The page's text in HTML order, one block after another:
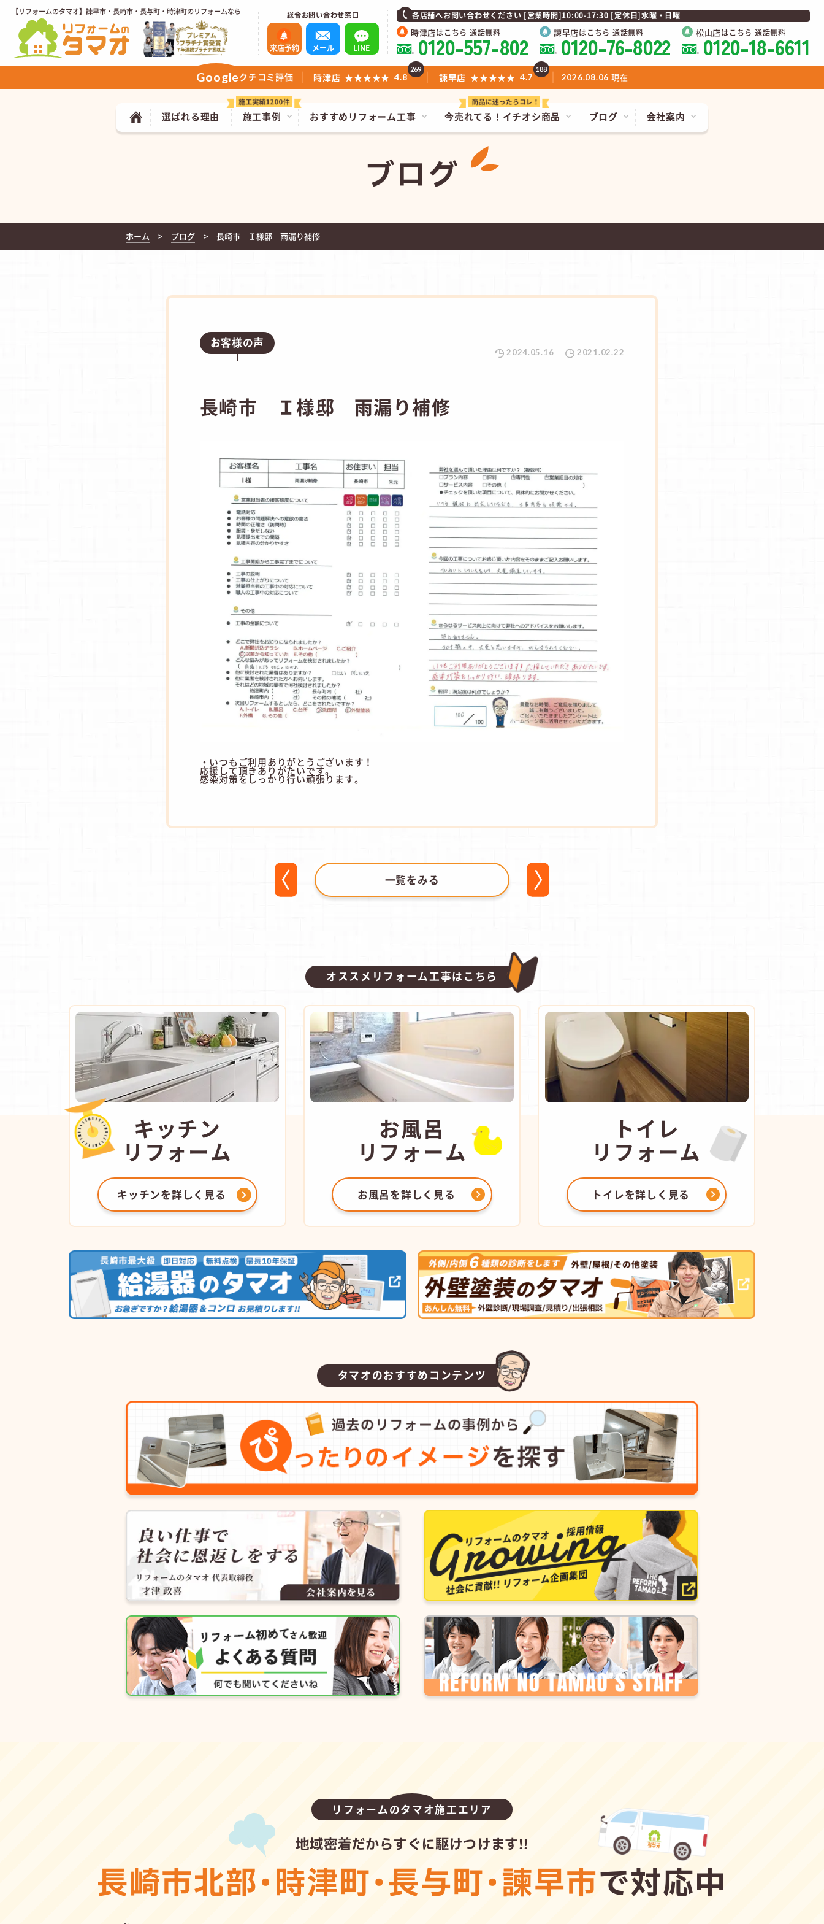
【リフォームのタマオ】諫早市・長崎市・長与町・時津町のリフォームなら 総合お問い合わせ窓口
来店予約 メール LINE
各店舗へお問い合わせください [営業時間]10:00-17:30 [定休日]水曜・日曜
時津店はこちら 通話無料
0120-557-802 諫早店はこちら 通話無料
0120-76-8022 松山店はこちら 通話無料
0120-18-6611
今売れてる！ イチオシ商品
施工事例 おすすめリフォーム工事
選ばれる理由 ブログ 会社案内
Googleクチコミ評価 時津店 ★★★★★ 4.8
269
諫早店 ★★★★★ 4.7
188
2026.08.06 現在
ブログ
ホーム ブログ 長崎市 Ｉ様邸 雨漏り補修
お客様の声
2024.05.16 2021.02.22
長崎市 Ｉ様邸 雨漏り補修
・いつもご利用ありがとうございます！
応援して頂きありがたいです。
感染対策をしっかり行い頑張ります。
一覧をみる
オススメリフォーム工事はこちら
キッチン
リフォーム
キッチンを詳しく見る
お風呂
リフォーム
お風呂を詳しく見る
トイレ
リフォーム
トイレを詳しく見る
タマオのおすすめコンテンツ
リフォームのタマオ施工エリア
地域密着だからすぐに駆けつけます!!
長崎市北部・時津町・長与町・諫早市で対応中